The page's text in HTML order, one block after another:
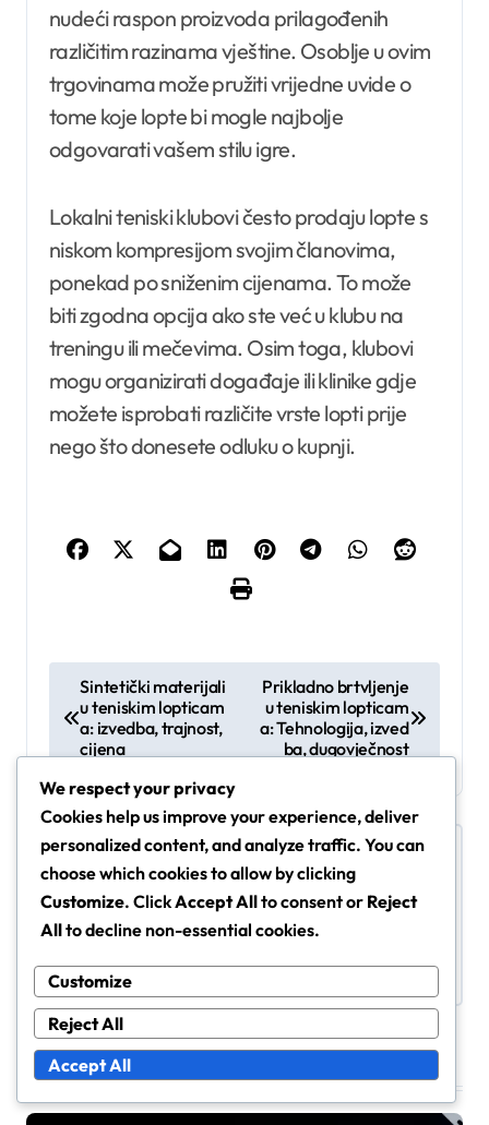
nudeći raspon proizvoda prilagođenih
različitim razinama vještine. Osoblje u ovim
trgovinama može pružiti vrijedne uvide o
tome koje lopte bi mogle najbolje
odgovarati vašem stilu igre.
Lokalni teniski klubovi često prodaju lopte s
niskom kompresijom svojim članovima,
ponekad po sniženim cijenama. To može
biti zgodna opcija ako ste već u klubu na
treningu ili mečevima. Osim toga, klubovi
mogu organizirati događaje ili klinike gdje
možete isprobati različite vrste lopti prije
nego što donesete odluku o kupnji.
o
s
t
n
a
v
i
g
a
t
i
o
Sintetički materijali
u teniskim lopticam
a: izvedba, trajnost,
cijena
Prikladno brtvljenje
u teniskim lopticam
a: Tehnologija, izved
ba, dugovječnost
By Ana Novak
Ana Novak je stručnjakinja za tenis s
posebnim fokusom na različite vrste teniskih
Related Posts
We respect your privacy
Cookies help us improve your experience, deliver
personalized content, and analyze traffic. You can
choose which cookies to allow by clicking
Customize. ClickAccept Allto consent or Reject
Allto decline non-essential cookies.
Customize
Reject All
Accept All